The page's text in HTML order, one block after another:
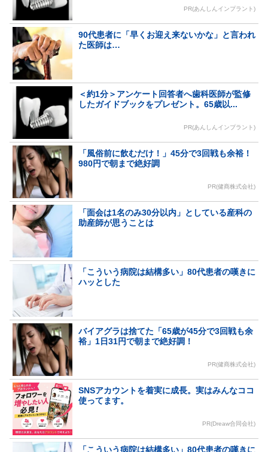
PR(あんしんインプラント)
90代患者に「早くお迎え来ないかな」と言われ
た医師は…
＜約1分＞アンケート回答者へ歯科医師が監修
したガイドブックをプレゼント。65歳以...
PR(あんしんインプラント)
「風俗前に飲むだけ！」45分で3回戦も余裕！
980円で朝まで絶好調
PR(健商株式会社)
「面会は1名のみ30分以内」としている産科の
助産師が思うことは
「こういう病院は結構多い」80代患者の嘆きに
ハッとした
バイアグラは捨てた「65歳が45分で3回戦も余
裕」1日31円で朝まで絶好調！
PR(健商株式会社)
SNSアカウントを着実に成長。実はみんなココ
使ってます。
PR(Dreaw合同会社)
「こういう病院は結構多い」80代患者の嘆きに